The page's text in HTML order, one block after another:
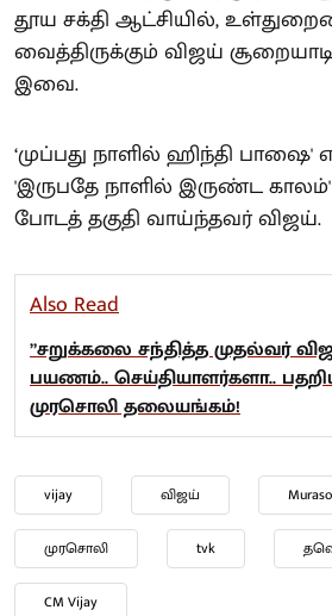
தூய சக்தி ஆட்சியில்,
வைத்திருக்கும் விஜய்
இவை.
‘முப்பது நாளில் ஹிந்தி
'இருபதே நாளில் இருண்ட காலம்'
போடத் தகுதி வாய்ந்தவர் விஜய்.
Also Read
”சறுக்கலை சந்தித்த முதல்வர்
பயணம்.. செய்தியாளர்களா..
முரசொலி தலையங்கம்!
vijay விஜய்
முரசொலி tvk
CM Vijay